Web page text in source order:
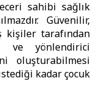
sahibi sağlık
Güvenilir,
kişiler tarafından
ve yönlendirici
oluşturabilmesi
kadar çocuk